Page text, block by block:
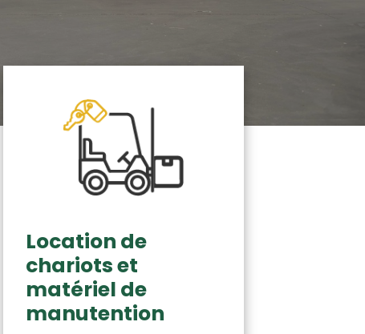
Location de
chariots et
matériel de
manutention